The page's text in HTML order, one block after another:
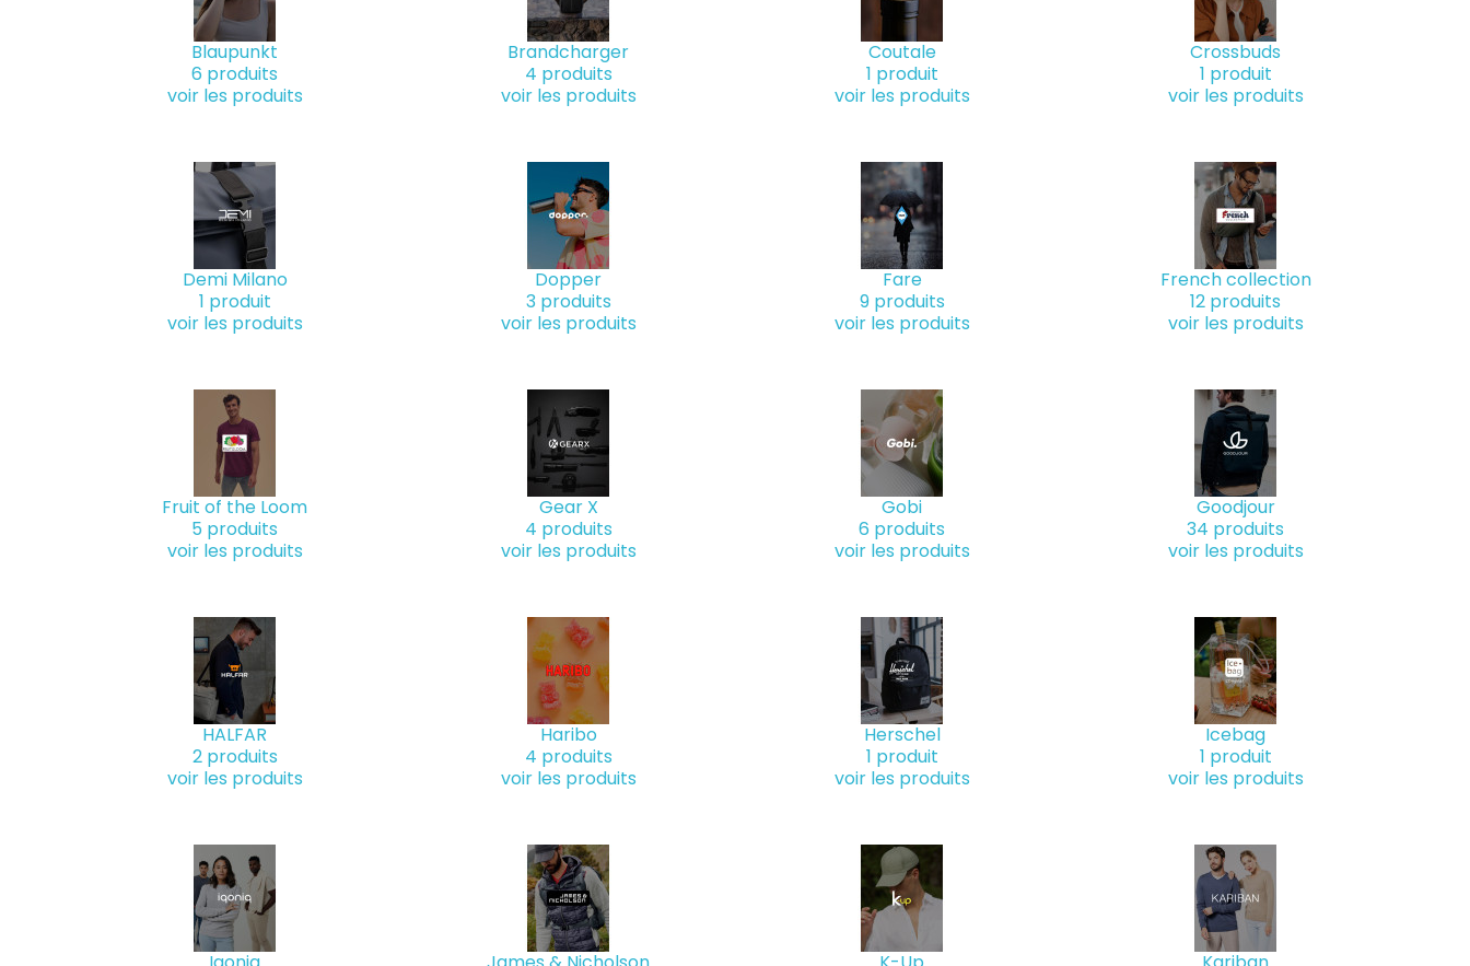
Restaurant & hôtel
Sapeurs Pompiers
Blaupunkt
6 produits
voir les produits
Brandcharger
4 produits
voir les produits
Coutale
1 produit
voir les produits
Crossbuds
1 produit
voir les produits
Demi Milano
1 produit
voir les produits
Dopper
3 produits
voir les produits
Fare
9 produits
voir les produits
French collection
12 produits
voir les produits
Fruit of the Loom
5 produits
voir les produits
Gear X
4 produits
voir les produits
Gobi
6 produits
voir les produits
Goodjour
34 produits
voir les produits
HALFAR
2 produits
voir les produits
Haribo
4 produits
voir les produits
Herschel
1 produit
voir les produits
Icebag
1 produit
voir les produits